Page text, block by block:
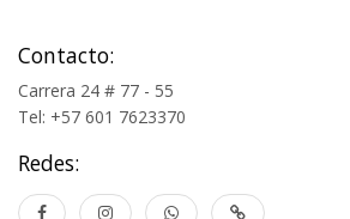
Contacto:
Carrera 24 # 77 - 55
Tel: +57 601 7623370
Redes: